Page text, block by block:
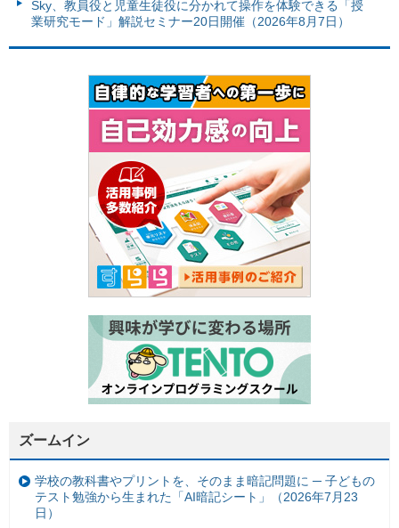
Sky、教員役と児童生徒役に分かれて操作を体験できる「授
業研究モード」解説セミナー20日開催（2026年8月7日）
ズームイン
学校の教科書やプリントを、そのまま暗記問題に ─ 子どもの
テスト勉強から生まれた「AI暗記シート」（2026年7月23
日）